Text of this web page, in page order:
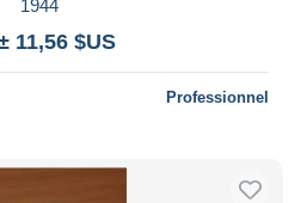
1944
11,56 $US
Professionnel